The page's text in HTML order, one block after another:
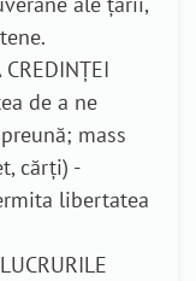
de a ne
mass
cărți) -
libertatea